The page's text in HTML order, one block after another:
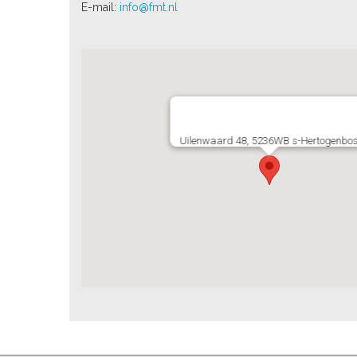
E-mail: info@fmt.nl
Uilenwaard 48, 5236WB s-